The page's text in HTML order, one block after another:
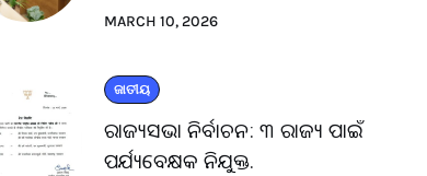
MARCH 10, 2026
ଜାତୀୟ
ରାଜ୍ୟସଭା ନିର୍ବାଚନ: ୩ ରାଜ୍ୟ ପାଇଁ
ପର୍ଯ୍ୟବେକ୍ଷକ ନିଯୁକ୍ତ.